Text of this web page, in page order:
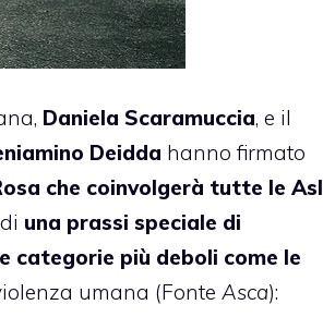
Daniela Scaramuccia, e il
Deidda hanno firmato
che coinvolgerà tutte le Asl
una prassi speciale di
più deboli come le
umana (Fonte Asca):